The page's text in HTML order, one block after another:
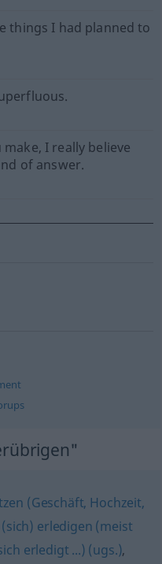
things I had planned to
I really believe
of answer.
(Geschäft, Hochzeit,
(sich) erledigen (meist
erledigt ...) (ugs.),